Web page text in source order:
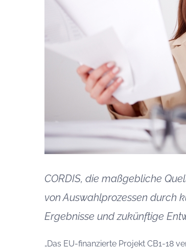
CORDIS, die maßgebliche
von Auswahlprozessen durch
Ergebnisse und zukünftige
„Das EU-finanzierte Projekt CB1-18